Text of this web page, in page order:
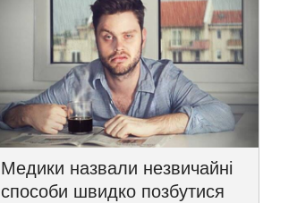
Медики назвали незвичайні
способи швидко позбутися